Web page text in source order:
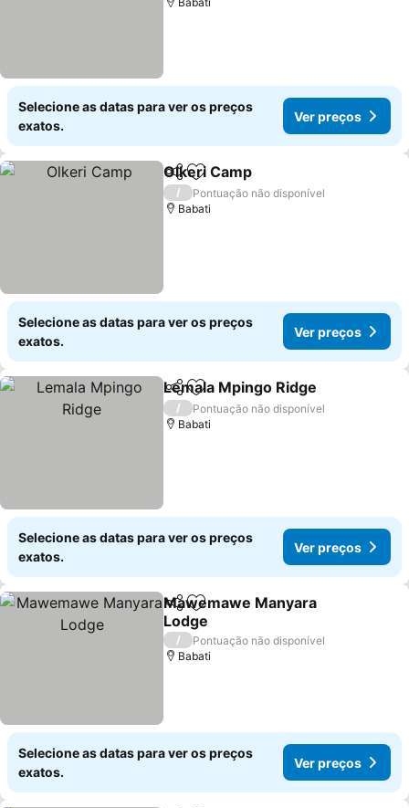
Selecione as datas para ver os preços
exatos.
Ver preços
PartilharAdicionar aos favoritos
Olkeri Camp
/
Pontuação não disponível
Babati
Selecione as datas para ver os preços
exatos.
Ver preços
PartilharAdicionar aos favoritos
Lemala Mpingo Ridge
/
Pontuação não disponível
Babati
Selecione as datas para ver os preços
exatos.
Ver preços
PartilharAdicionar aos favoritos
Mawemawe Manyara
Lodge
Ver preços
/
Pontuação não disponível
Babati
Selecione as datas para ver os preços
exatos.
Ver preços